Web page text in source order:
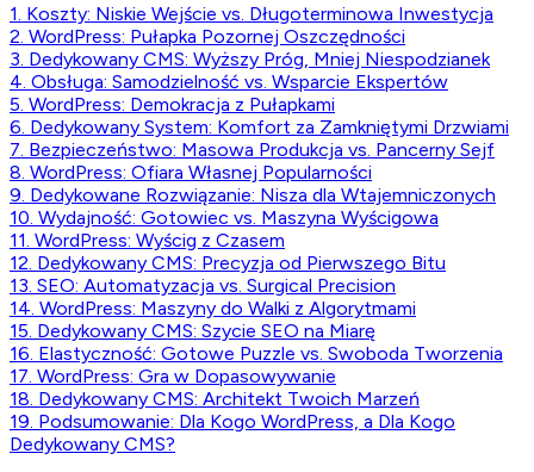
1. Koszty: Niskie Wejście vs. Długoterminowa Inwestycja
2. WordPress: Pułapka Pozornej Oszczędności
3. Dedykowany CMS: Wyższy Próg, Mniej Niespodzianek
4. Obsługa: Samodzielność vs. Wsparcie Ekspertów
5. WordPress: Demokracja z Pułapkami
6. Dedykowany System: Komfort za Zamkniętymi Drzwiami
7. Bezpieczeństwo: Masowa Produkcja vs. Pancerny Sejf
8. WordPress: Ofiara Własnej Popularności
9. Dedykowane Rozwiązanie: Nisza dla Wtajemniczonych
10. Wydajność: Gotowiec vs. Maszyna Wyścigowa
11. WordPress: Wyścig z Czasem
12. Dedykowany CMS: Precyzja od Pierwszego Bitu
13. SEO: Automatyzacja vs. Surgical Precision
14. WordPress: Maszyny do Walki z Algorytmami
15. Dedykowany CMS: Szycie SEO na Miarę
16. Elastyczność: Gotowe Puzzle vs. Swoboda Tworzenia
17. WordPress: Gra w Dopasowywanie
18. Dedykowany CMS: Architekt Twoich Marzeń
19. Podsumowanie: Dla Kogo WordPress, a Dla Kogo
Dedykowany CMS?